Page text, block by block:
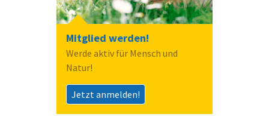
Mitglied werden!
Werde aktiv für Mensch und
Natur!
Jetzt anmelden!